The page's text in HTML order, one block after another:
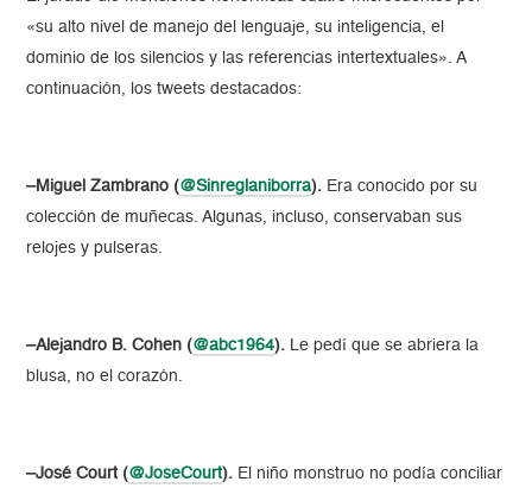
«su alto nivel de manejo del lenguaje, su inteligencia, el
dominio de los silencios y las referencias intertextuales». A
continuación, los tweets destacados:
–Miguel Zambrano (@Sinreglaniborra). Era conocido por su
colección de muñecas. Algunas, incluso, conservaban sus
relojes y pulseras.
–Alejandro B. Cohen (@abc1964).
Le pedí que se abriera la
blusa, no el corazón.
–José Court (@JoseCourt). El niño monstruo no podía conciliar